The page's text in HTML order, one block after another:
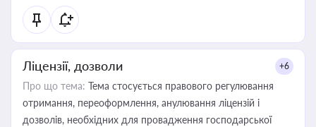
Ліцензії, дозволи +6
Про що тема: Тема стосується правового регулювання
отримання, переоформлення, анулювання ліцензій і
дозволів, необхідних для провадження господарської